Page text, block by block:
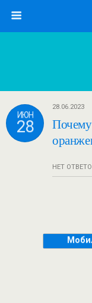
ИЮН
28
28.06.2023
Почему
НЕТ